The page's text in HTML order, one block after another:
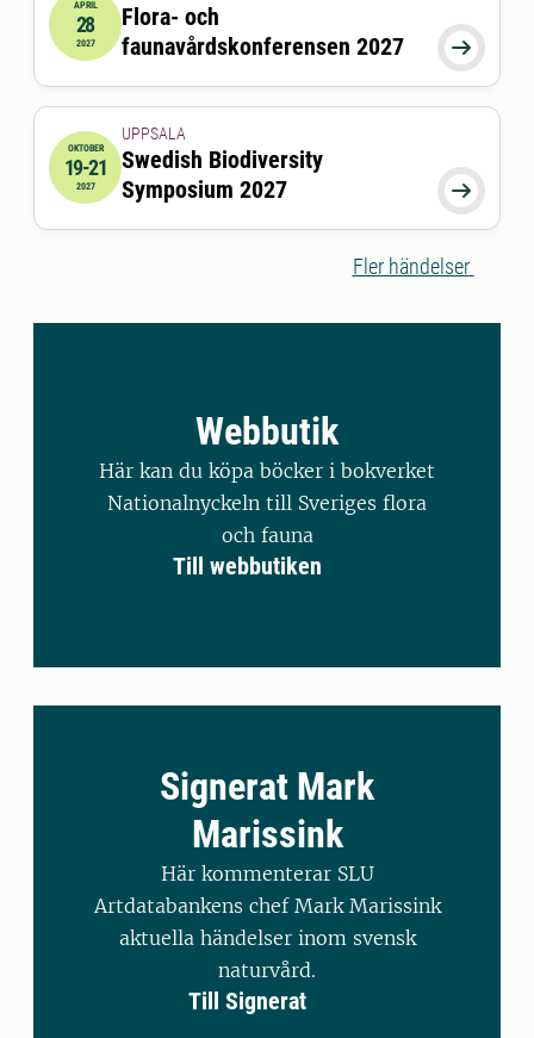
2027-04-28 08:00:00
APRIL
28
2027 
Flora- och
faunavårdskonferensen 2027
2027-10-19 00:00:00 till2027-10-21 00:00:00
OKTOBER
19-21
2027 
UPPSALA
Swedish Biodiversity
Symposium 2027
Fler händelser
Webbutik
Här kan du köpa böcker i bokverket
Nationalnyckeln till Sveriges flora
och fauna
Till webbutiken
Signerat Mark
Marissink
Här kommenterar SLU
Artdatabankens chef Mark Marissink
aktuella händelser inom svensk
naturvård.
Till Signerat